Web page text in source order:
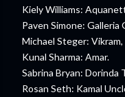
Kiely Williams:
Paven Simone: Galleria
Michael Steger: Vikram,
Kunal Sharma: Amar.
Sabrina Bryan: Dorinda
Rosan Seth: Kamal